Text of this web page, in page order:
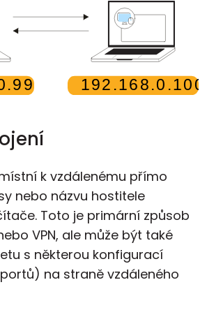
k vzdálenému přímo
nebo názvu hostitele
Toto je primární způsob
VPN, ale může být také
s některou konfigurací
na straně vzdáleného